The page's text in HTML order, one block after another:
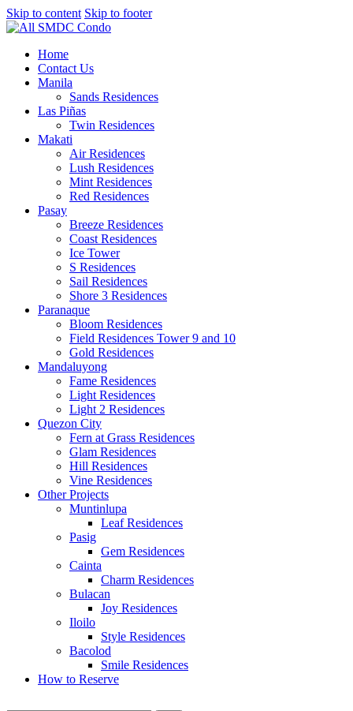
Skip to content Skip to footer
Home
Contact Us
Manila
Sands Residences
Las Piñas
Twin Residences
Makati
Air Residences
Lush Residences
Mint Residences
Red Residences
Pasay
Breeze Residences
Coast Residences
Ice Tower
S Residences
Sail Residences
Shore 3 Residences
Paranaque
Bloom Residences
Field Residences Tower 9 and 10
Gold Residences
Mandaluyong
Fame Residences
Light Residences
Light 2 Residences
Quezon City
Fern at Grass Residences
Glam Residences
Hill Residences
Vine Residences
Other Projects
Muntinlupa
Leaf Residences
Pasig
Gem Residences
Cainta
Charm Residences
Bulacan
Joy Residences
Iloilo
Style Residences
Bacolod
Smile Residences
How to Reserve